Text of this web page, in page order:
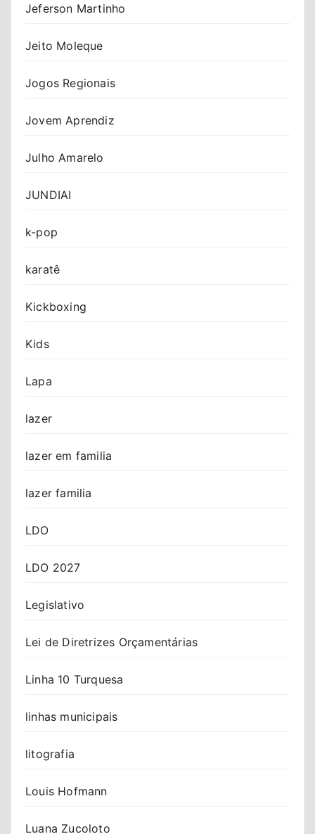
Jeferson Martinho
Jeito Moleque
Jogos Regionais
Jovem Aprendiz
Julho Amarelo
JUNDIAI
k-pop
karatê
Kickboxing
Kids
Lapa
lazer
lazer em familia
lazer familia
LDO
LDO 2027
Legislativo
Lei de Diretrizes Orçamentárias
Linha 10 Turquesa
linhas municipais
litografia
Louis Hofmann
Luana Zucoloto